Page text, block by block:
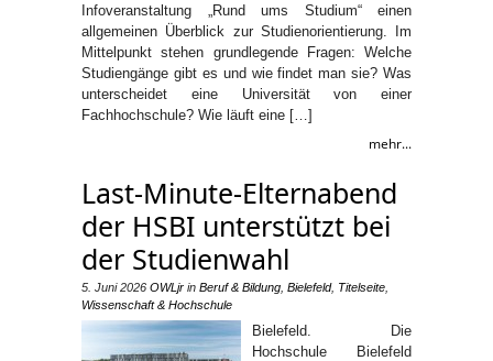
Infoveranstaltung „Rund ums Studium“ einen
allgemeinen Überblick zur Studienorientierung. Im
Mittelpunkt stehen grundlegende Fragen: Welche
Studiengänge gibt es und wie findet man sie? Was
unterscheidet eine Universität von einer
Fachhochschule? Wie läuft eine […]
mehr...
Last-Minute-Elternabend
der HSBI unterstützt bei
der Studienwahl
5. Juni 2026 OWLjr in Beruf & Bildung Bielefeld, Titelseite
Wissenschaft & Hochschule
Bielefeld. Die
Hochschule Bielefeld